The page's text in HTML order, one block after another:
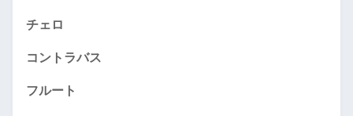
チェロ
コントラバス
フルート